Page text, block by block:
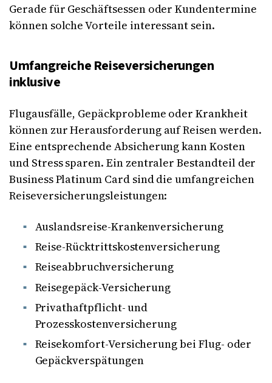
Gerade für Geschäftsessen oder Kundentermine
können solche Vorteile interessant sein.
Umfangreiche Reiseversicherungen
inklusive
Flugausfälle, Gepäckprobleme oder Krankheit
können zur Herausforderung auf Reisen werden.
Eine entsprechende Absicherung kann Kosten
und Stress sparen. Ein zentraler Bestandteil der
Business Platinum Card sind die umfangreichen
Reiseversicherungsleistungen:
Auslandsreise-Krankenversicherung
Reise-Rücktrittskostenversicherung
Reiseabbruchversicherung
Reisegepäck-Versicherung
Privathaftpflicht- und
Prozesskostenversicherung
Reisekomfort-Versicherung bei Flug- oder
Gepäckverspätungen